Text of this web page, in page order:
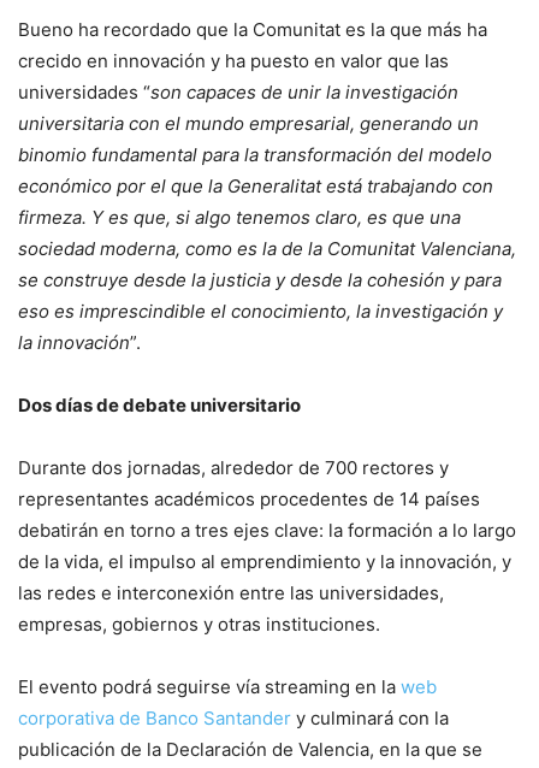
Bueno ha recordado que la Comunitat es la que más ha
crecido en innovación y ha puesto en valor que las
universidades “son capaces de unir la investigación
universitaria con el mundo empresarial, generando un
binomio fundamental para la transformación del modelo
económico por el que la Generalitat está trabajando con
firmeza. Y es que, si algo tenemos claro, es que una
sociedad moderna, como es la de la Comunitat Valenciana,
se construye desde la justicia y desde la cohesión y para
eso es imprescindible el conocimiento, la investigación y
la innovación”.
Dos días de debate universitario
Durante dos jornadas, alrededor de 700 rectores y
representantes académicos procedentes de 14 países
debatirán en torno a tres ejes clave: la formación a lo largo
de la vida, el impulso al emprendimiento y la innovación, y
las redes e interconexión entre las universidades,
empresas, gobiernos y otras instituciones.
El evento podrá seguirse vía streaming en la web
corporativa de Banco Santander y culminará con la
publicación de la Declaración de Valencia, en la que se